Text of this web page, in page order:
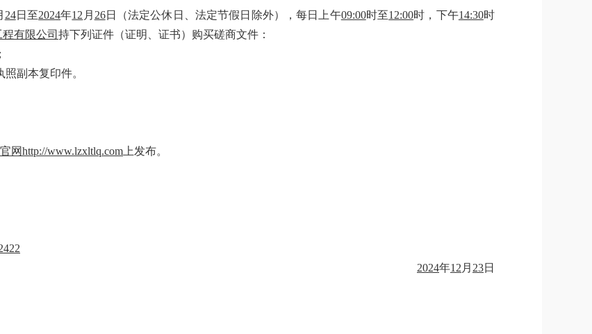
24日至2024年12 月 26日 （法定公休日、法定节假日除外），每日上午09:00时至12:00时，下午14:30时
有限公司 持下列证件（证明、证书）购买磋商文件：
副本复印件。
网http://www.lzxltlq.com 上发布。
2024年12 月 23日